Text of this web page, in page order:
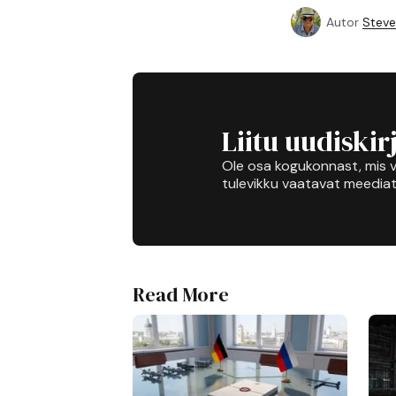
Autor
Liitu
Ole osa kogukonnast,
tulevikku vaatavat
Read More